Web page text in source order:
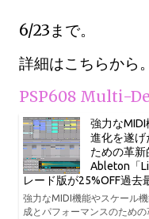
6/23まで。
詳細はこちらから。
PSP608 Multi-
強力な
進化を遂げ
ための革
Ableton「
レード版が25%OFF過去
強力なMIDI機能やスケール
成とパフォーマンスのため